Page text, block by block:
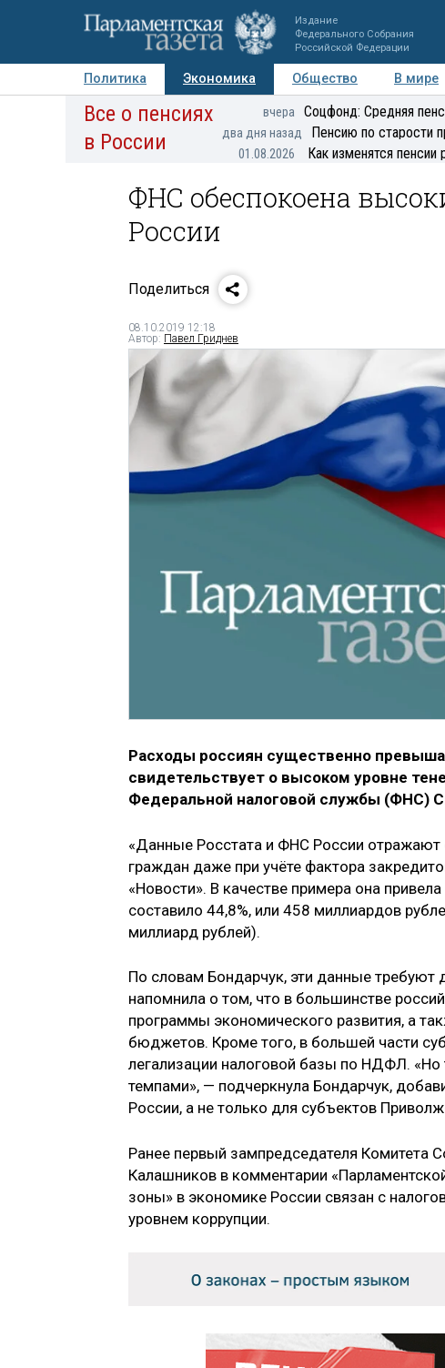
Издание
Федерального Собрания
Российской Федерации
Политика Экономика Общество В мире
Авторы Персоны Мнения Регионы
Все о пенсиях
в России
вчера Соцфонд: Средняя
два дня назад Пенсию по старости
01.08.2026 Как изменятся
ФНС обеспокоена
России
Поделиться
08.10.2019 12:18
Автор: Павел Гриднев
Расходы россиян существенно
свидетельствует о высоком уровне
Федеральной налоговой службы (ФНС)
«Данные Росстата и ФНС России
граждан даже при учёте фактора
«Новости». В качестве примера она
составило 44,8%, или 458 миллиардов
миллиард рублей).
По словам Бондарчук, эти данные
напомнила о том, что в большинстве
программы экономического развития, а
бюджетов. Кроме того, в большей части
легализации налоговой базы по НДФЛ.
темпами», — подчеркнула Бондарчук,
России, а не только для субъектов
Ранее первый зампредседателя Комитета
Калашников в комментарии
зоны» в экономике России связан с
уровнем коррупции.